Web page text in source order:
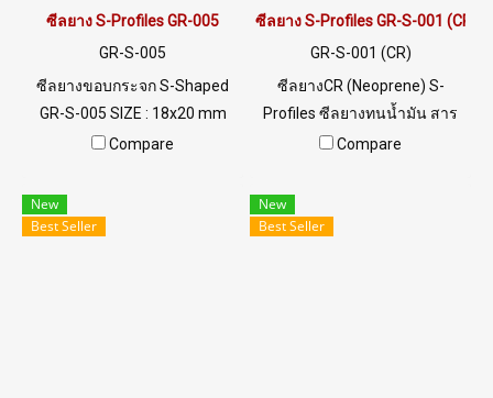
ซีลยาง S-Profiles GR-005
GR-S-005
ซีลยางขอบกระจก S-Shaped
GR-S-005 SIZE : 18x20 mm
ร่อง5/5mm Material EPDM
สภาพแวดล้อมดีเยี่ยม
Compare
ซีลยาง S-Profiles GR-S-001 (CR)
GR-S-001 (CR)
ซีลยางCR (Neoprene) S-
Profiles ซีลยางทนน้ำมัน สาร
เคมี ทนการลามไฟ ทนสภาพ
Compare
New
Best Seller
New
Best Seller